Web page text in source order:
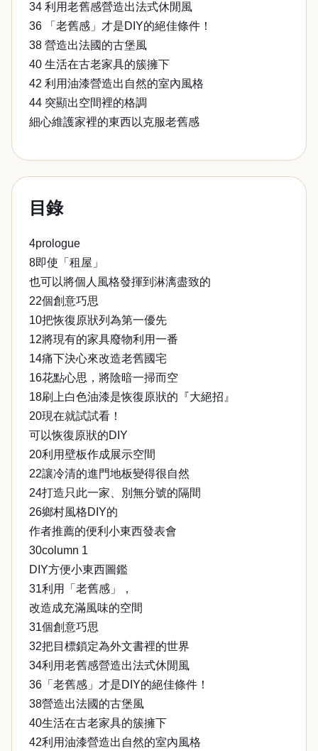
34 利用老舊感營造出法式休閒風
36 「老舊感」才是DIY的絕佳條件！
38 營造出法國的古堡風
40 生活在古老家具的簇擁下
42 利用油漆營造出自然的室內風格
44 突顯出空間裡的格調
細心維護家裡的東西以克服老舊感
目錄
4prologue
8即使「租屋」
也可以將個人風格發揮到淋漓盡致的
22個創意巧思
10把恢復原狀列為第一優先
12將現有的家具廢物利用一番
14痛下決心來改造老舊國宅
16花點心思，將陰暗一掃而空
18刷上白色油漆是恢復原狀的『大絕招』
20現在就試試看！
可以恢復原狀的DIY
20利用壁板作成展示空間
22讓冷清的進門地板變得很自然
24打造只此一家、別無分號的隔間
26鄉村風格DIY的
作者推薦的便利小東西發表會
30column 1
DIY方便小東西圖鑑
31利用「老舊感」，
改造成充滿風味的空間
31個創意巧思
32把目標鎖定為外文書裡的世界
34利用老舊感營造出法式休閒風
36「老舊感」才是DIY的絕佳條件！
38營造出法國的古堡風
40生活在古老家具的簇擁下
42利用油漆營造出自然的室內風格